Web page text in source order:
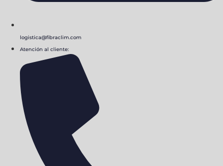
logistica@fibraclim.com
Atención al cliente: